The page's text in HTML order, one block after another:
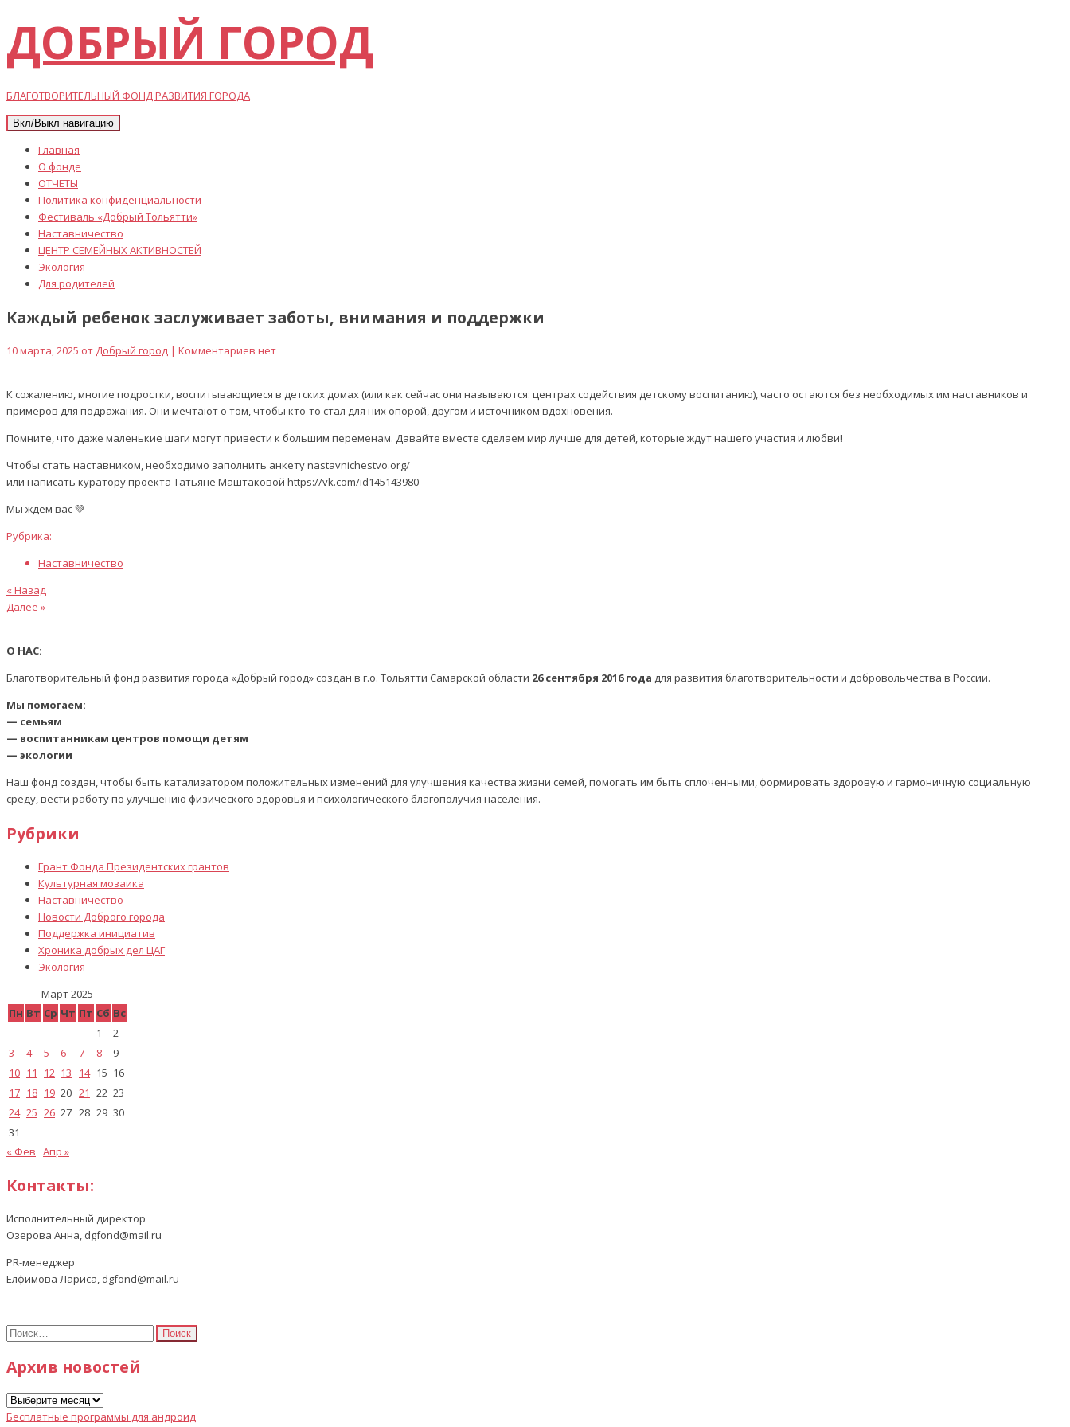
ДОБРЫЙ ГОРОД
БЛАГОТВОРИТЕЛЬНЫЙ ФОНД РАЗВИТИЯ ГОРОДА
Вкл/Выкл навигацию
Главная
О фонде
ОТЧЕТЫ
Политика конфиденциальности
Фестиваль «Добрый Тольятти»
Наставничество
ЦЕНТР СЕМЕЙНЫХ АКТИВНОСТЕЙ
Экология
Для родителей
Каждый ребенок заслуживает заботы, внимания и поддержки
10 марта, 2025 от Добрый город | Комментариев нет
К сожалению, многие подростки, воспитывающиеся в детских домах (или как сейчас они называются: центрах содействия детскому воспитанию), часто остаются без необходимых им наставников и
примеров для подражания. Они мечтают о том, чтобы кто-то стал для них опорой, другом и источником вдохновения.
Помните, что даже маленькие шаги могут привести к большим переменам. Давайте вместе сделаем мир лучше для детей, которые ждут нашего участия и любви!
Чтобы стать наставником, необходимо заполнить анкету nastavnichestvo.org/
или написать куратору проекта Татьяне Маштаковой https://vk.com/id145143980
Мы ждём вас 💚
Рубрика:
Наставничество
Навигация
по
записям
Предыдущая
статья
« Назад
Следующая
Далее »
О НАС:
Благотворительный фонд развития города «Добрый город» создан в г.о. Тольятти Самарской области 26 сентября 2016 года для развития благотворительности и добровольчества в России.
Мы помогаем:
— семьям
— воспитанникам центров помощи детям
— экологии
Наш фонд создан, чтобы быть катализатором положительных изменений для улучшения качества жизни семей, помогать им быть сплоченными, формировать здоровую и гармоничную социальную
среду, вести работу по улучшению физического здоровья и психологического благополучия населения.
Рубрики
Грант Фонда Президентских грантов
Культурная мозаика
Наставничество
Новости Доброго города
Поддержка инициатив
Хроника добрых дел ЦАГ
Экология
Март 2025
Пн Вт Ср Чт Пт Сб Вс
1
2
3
4 5 6 7 8
9
10 11 12 13 14 15 16
17 18 19 20 21 22 23
24 25 26 27 28 29 30
31
« Фев Апр »
Контакты:
Исполнительный директор
Озерова Анна, dgfond@mail.ru
PR-менеджер
Елфимова Лариса, dgfond@mail.ru
Найти:
Архив новостей
Архив
новостей
Бесплатные программы для андроид